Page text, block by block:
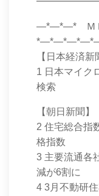
―*―*―* Ｍ
【日本経済新
1 日本マイク
検索
【朝日新聞】
2 住宅総合指
格指数
3 主要流通
減が6割に
4 3月不動研